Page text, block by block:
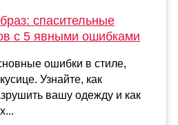
спасительные
с 5 явными ошибками
ошибки в стиле,
Узнайте, как
вашу одежду и как